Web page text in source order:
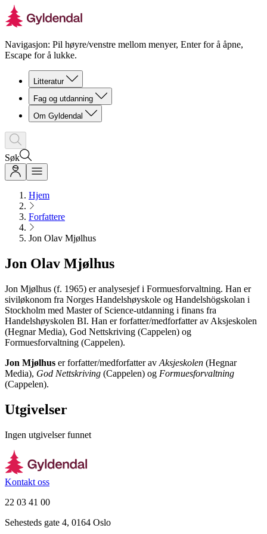
Navigasjon: Pil høyre/venstre mellom menyer, Enter for å åpne,
Escape for å lukke.
Litteratur
Fag og utdanning
Om Gyldendal
Søk
Hjem
Forfattere
Jon Olav Mjølhus
Jon Olav Mjølhus
Jon Mjølhus (f. 1965) er analysesjef i Formuesforvaltning. Han er
siviløkonom fra Norges Handelshøyskole og Handelshögskolan i
Stockholm med Master of Science-utdanning i finans fra
Handelshøyskolen BI. Han er forfatter/medforfatter av Aksjeskolen
(Hegnar Media), God Nettskriving (Cappelen) og
Formuesforvaltning (Cappelen).
Jon Mjølhus er forfatter/medforfatter av Aksjeskolen (Hegnar
Media), God Nettskriving (Cappelen) og Formuesforvaltning
(Cappelen).
Utgivelser
Ingen utgivelser funnet
Kontakt oss
22 03 41 00
Sehesteds gate 4, 0164 Oslo